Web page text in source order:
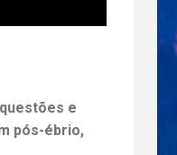
e
pós-ébrio,